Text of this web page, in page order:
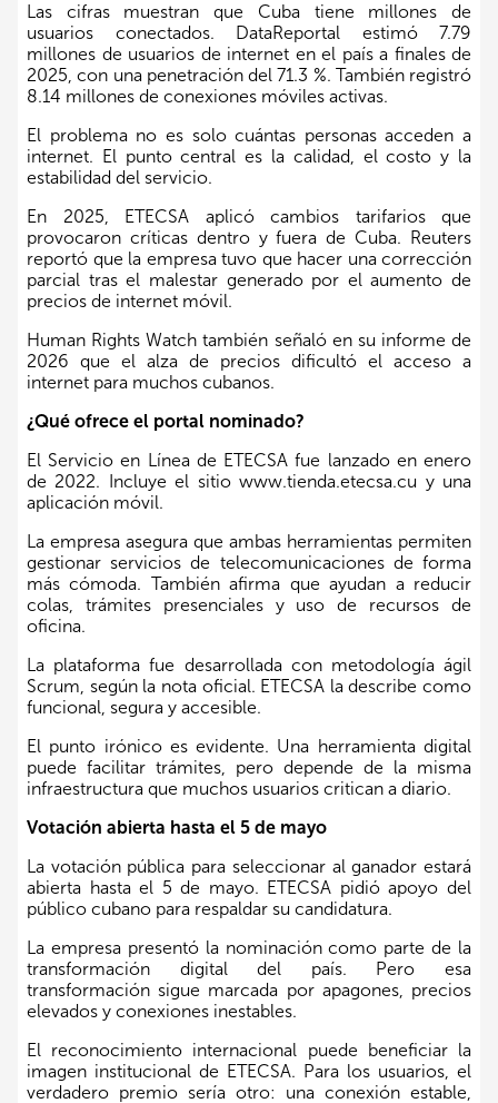
Las cifras muestran que Cuba tiene millones de
usuarios conectados. DataReportal estimó 7.79
millones de usuarios de internet en el país a finales de
2025, con una penetración del 71.3 %. También registró
8.14 millones de conexiones móviles activas.
El problema no es solo cuántas personas acceden a
internet. El punto central es la calidad, el costo y la
estabilidad del servicio.
En 2025, ETECSA aplicó cambios tarifarios que
provocaron críticas dentro y fuera de Cuba. Reuters
reportó que la empresa tuvo que hacer una corrección
parcial tras el malestar generado por el aumento de
precios de internet móvil.
Human Rights Watch también señaló en su informe de
2026 que el alza de precios dificultó el acceso a
internet para muchos cubanos.
¿Qué ofrece el portal nominado?
El Servicio en Línea de ETECSA fue lanzado en enero
de 2022. Incluye el sitio www.tienda.etecsa.cu y una
aplicación móvil.
La empresa asegura que ambas herramientas permiten
gestionar servicios de telecomunicaciones de forma
más cómoda. También afirma que ayudan a reducir
colas, trámites presenciales y uso de recursos de
oficina.
La plataforma fue desarrollada con metodología ágil
Scrum, según la nota oficial. ETECSA la describe como
funcional, segura y accesible.
El punto irónico es evidente. Una herramienta digital
puede facilitar trámites, pero depende de la misma
infraestructura que muchos usuarios critican a diario.
Votación abierta hasta el 5 de mayo
La votación pública para seleccionar al ganador estará
abierta hasta el 5 de mayo. ETECSA pidió apoyo del
público cubano para respaldar su candidatura.
La empresa presentó la nominación como parte de la
transformación digital del país. Pero esa
transformación sigue marcada por apagones, precios
elevados y conexiones inestables.
El reconocimiento internacional puede beneficiar la
imagen institucional de ETECSA. Para los usuarios, el
verdadero premio sería otro: una conexión estable,